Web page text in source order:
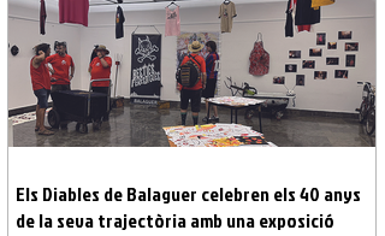
tradicional repic de campanes i el pregó d’in
Els Diables de Balaguer celebren els 40 anys
de la seva trajectòria amb una exposició